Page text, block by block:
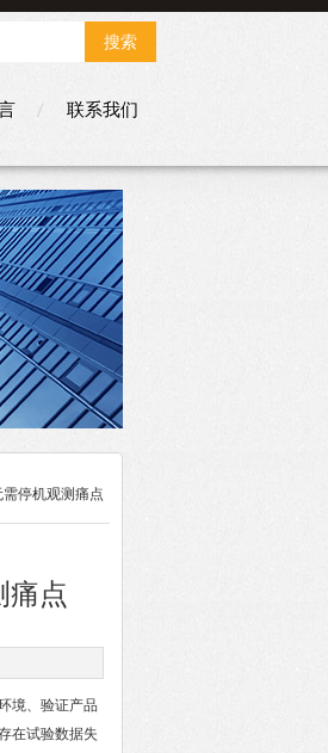
联系我们
停机观测痛点
痛点
境、验证产品
在试验数据失